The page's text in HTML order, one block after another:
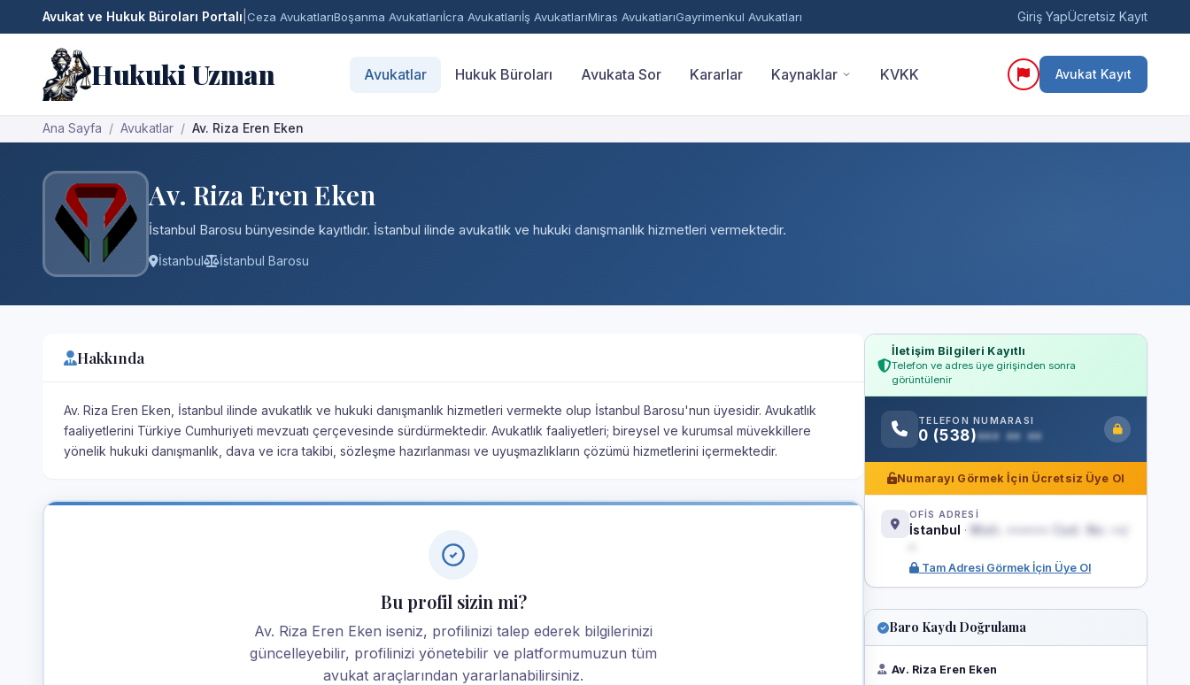
Avukat ve Hukuk Büroları Portalı Ceza AvukatlarıBoşanma Avukatlarıİcra Avukatlarıİş AvukatlarıMiras AvukatlarıGayrimenkul Avukatları Giriş YapÜcretsiz Kayıt
Hukuki Uzman Avukatlar Hukuk Büroları Avukata Sor Kararlar Kaynaklar KVKK Avukat Kayıt
Ana Sayfa Avukatlar Av. Riza Eren Eken
Av. Riza Eren Eken
İstanbul Barosu bünyesinde kayıtlıdır. İstanbul ilinde avukatlık ve hukuki danışmanlık hizmetleri vermektedir.
İstanbul İstanbul Barosu
Hakkında
Av. Riza Eren Eken, İstanbul ilinde avukatlık ve hukuki danışmanlık hizmetleri vermekte olup İstanbul Barosu'nun üyesidir. Avukatlık
faaliyetlerini Türkiye Cumhuriyeti mevzuatı çerçevesinde sürdürmektedir. Avukatlık faaliyetleri; bireysel ve kurumsal müvekkillere
yönelik hukuki danışmanlık, dava ve icra takibi, sözleşme hazırlanması ve uyuşmazlıkların çözümü hizmetlerini içermektedir.
Bu profil sizin mi?
Av. Riza Eren Eken iseniz, profilinizi talep ederek bilgilerinizi
güncelleyebilir, profilinizi yönetebilir ve platformumuzun tüm
avukat araçlarından yararlanabilirsiniz.
İletişim Bilgileri Kayıtlı
Telefon ve adres üye girişinden sonra
görüntülenir
TELEFON NUMARASI
0 (538)••• •• ••
Numarayı Görmek İçin Ücretsiz Üye Ol
OFİS ADRESİ
İstanbul ·
Mah. ••••••• Cad. No: ••/
Tam Adresi Görmek İçin Üye Ol
Baro Kaydı Doğrulama
Av. Riza Eren Eken